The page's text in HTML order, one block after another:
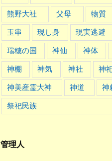
熊野大社 父母 物質
玉串 現し身 現実逃避
瑞穂の国 神仙 神体
神棚 神気 神社 神
神美産霊大神 神道 神
祭祀民族
管理人